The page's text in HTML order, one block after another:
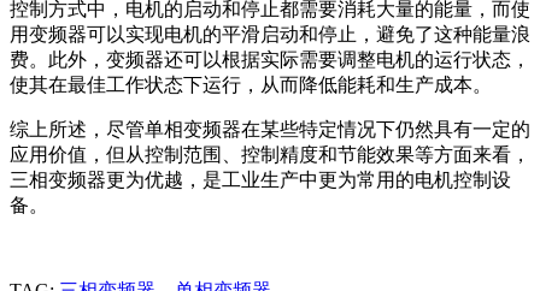
控制方式中，电机的启动和停止都需要消耗大量的能量，而使
用变频器可以实现电机的平滑启动和停止，避免了这种能量浪
费。此外，变频器还可以根据实际需要调整电机的运行状态，
使其在最佳工作状态下运行，从而降低能耗和生产成本。
综上所述，尽管单相变频器在某些特定情况下仍然具有一定的
应用价值，但从控制范围、控制精度和节能效果等方面来看，
三相变频器更为优越，是工业生产中更为常用的电机控制设
备。